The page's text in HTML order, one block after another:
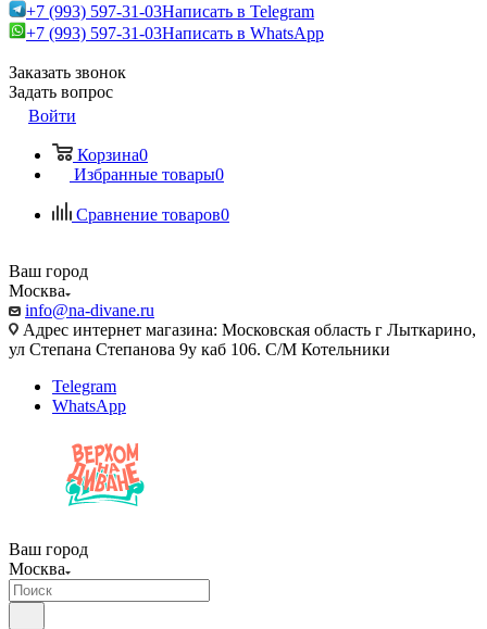
+7 (993) 597-31-03Написать в Telegram
+7 (993) 597-31-03Написать в WhatsApp
Заказать звонок
Задать вопрос
Войти
Корзина0
Избранные товары0
Сравнение товаров0
Ваш город
Москва
info@na-divane.ru
Адрес интернет магазина: Московская область г Лыткарино,
ул Степана Степанова 9у каб 106. С/М Котельники
Telegram
WhatsApp
Ваш город
Москва